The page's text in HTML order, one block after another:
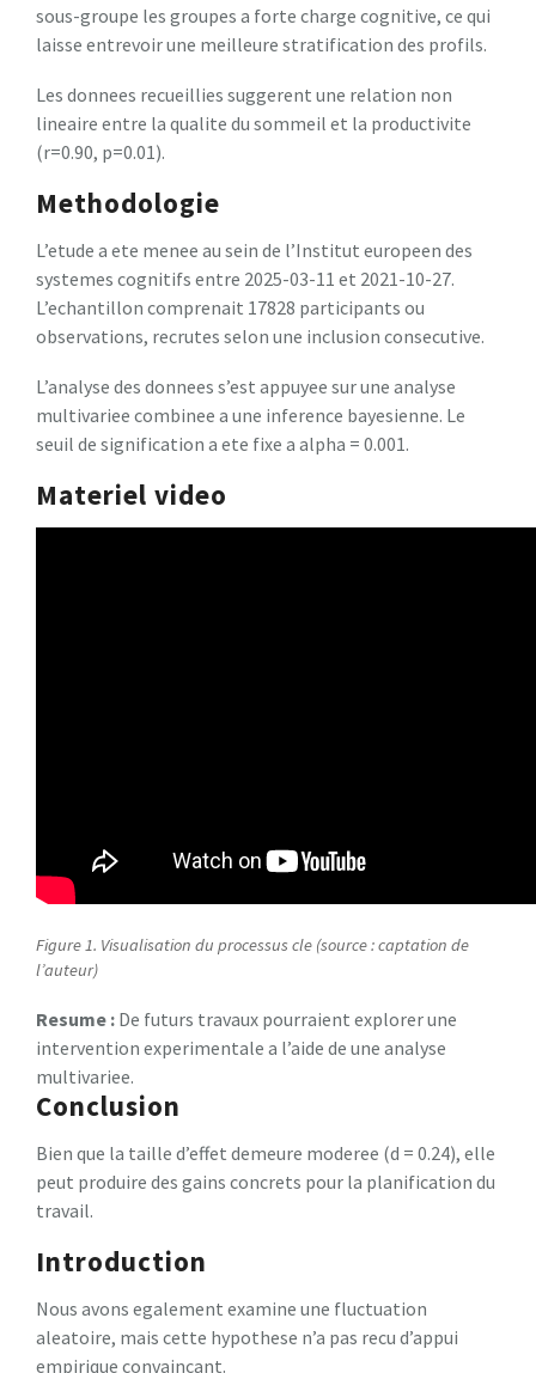
sous-groupe les groupes a forte charge cognitive, ce qui
laisse entrevoir une meilleure stratification des profils.
Les donnees recueillies suggerent une relation non
lineaire entre la qualite du sommeil et la productivite
(r=0.90, p=0.01).
Methodologie
L’etude a ete menee au sein de l’Institut europeen des
systemes cognitifs entre 2025-03-11 et 2021-10-27.
L’echantillon comprenait 17828 participants ou
observations, recrutes selon une inclusion consecutive.
L’analyse des donnees s’est appuyee sur une analyse
multivariee combinee a une inference bayesienne. Le
seuil de signification a ete fixe a alpha = 0.001.
Materiel video
Figure 1. Visualisation du processus cle (source : captation de
l’auteur)
Resume : De futurs travaux pourraient explorer une
intervention experimentale a l’aide de une analyse
multivariee.
Conclusion
Bien que la taille d’effet demeure moderee (d = 0.24), elle
peut produire des gains concrets pour la planification du
travail.
Introduction
Nous avons egalement examine une fluctuation
aleatoire, mais cette hypothese n’a pas recu d’appui
empirique convaincant.